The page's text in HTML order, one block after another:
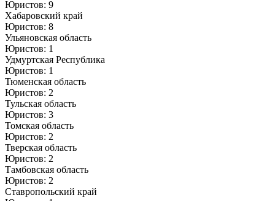
Юристов: 9
Хабаровский край
Юристов: 8
Ульяновская область
Юристов: 1
Удмуртская Республика
Юристов: 1
Тюменская область
Юристов: 2
Тульская область
Юристов: 3
Томская область
Юристов: 2
Тверская область
Юристов: 2
Тамбовская область
Юристов: 2
Ставропольский край